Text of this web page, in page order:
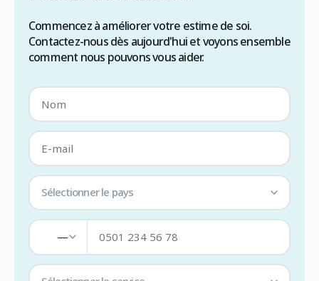
Commencez à améliorer votre estime de soi.
Contactez-nous dès aujourd'hui et voyons ensemble
comment nous pouvons vous aider.
Sélectionner le pays
—